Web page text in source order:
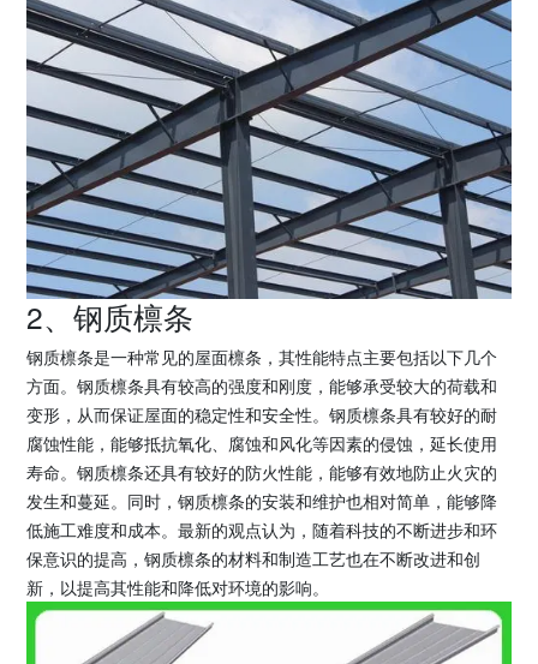
2、钢质檩条
钢质檩条是一种常见的屋面檩条，其性能特点主要包括以下几个
方面。钢质檩条具有较高的强度和刚度，能够承受较大的荷载和
变形，从而保证屋面的稳定性和安全性。钢质檩条具有较好的耐
腐蚀性能，能够抵抗氧化、腐蚀和风化等因素的侵蚀，延长使用
寿命。钢质檩条还具有较好的防火性能，能够有效地防止火灾的
发生和蔓延。同时，钢质檩条的安装和维护也相对简单，能够降
低施工难度和成本。最新的观点认为，随着科技的不断进步和环
保意识的提高，钢质檩条的材料和制造工艺也在不断改进和创
新，以提高其性能和降低对环境的影响。